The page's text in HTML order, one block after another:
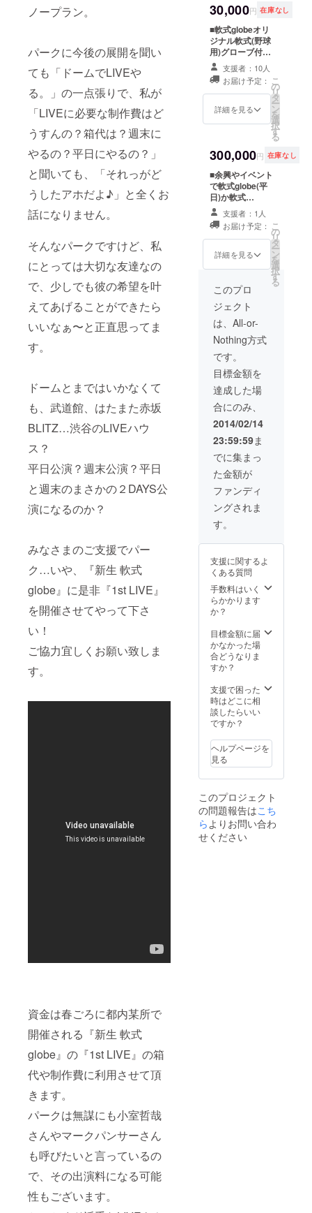
ノープラン。
パークに今後の展開を聞い
ても「ドームでLIVEや
る。」の一点張りで、私が
「LIVEに必要な制作費はど
うすんの？箱代は？週末に
やるの？平日にやるの？」
と聞いても、「それっがど
うしたアホだよ♪」と全くお
話になりません。
そんなパークですけど、私
にとっては大切な友達なの
で、少しでも彼の希望を叶
えてあげることができたら
いいなぁ〜と正直思ってま
す。
ドームとまではいかなくて
も、武道館、はたまた赤坂
BLITZ…渋谷のLIVEハウ
ス？
平日公演？週末公演？平日
と週末のまさかの２DAYS公
演になるのか？
みなさまのご支援でパー
ク…いや、『新生 軟式
globe』に是非『1st LIVE』
を開催させてやって下さ
い！
ご協力宜しくお願い致しま
す。
資金は春ごろに都内某所で
開催される『新生 軟式
globe』の『1st LIVE』の箱
代や制作費に利用させて頂
きます。
パークは無謀にも小室哲哉
さんやマークパンサーさん
も呼びたいと言っているの
で、その出演料になる可能
性もございます。
フォーム付き１
st LIVEチケット
＋楽屋にご招待
いたします。
（２０１４年春
ごろ開催・都内
某所予定） ■
パークが当日着
用する銀パンツ
の結構目立つ場
LIVE限定Tシャ
ツ （サイズ：
XS・S・M・L・
XL） 背中に支援
してくれた方の
お名前をプリン
トいたします。
前がプリントさ
れます。
30,000円 在庫なし
■軟式globeオリ
ジナル軟式(野球
用)グローブ付き
１st LIVEチケッ
ト＋楽屋ご招待
（２０１４年春
ごろ開催・都内
某所予定） ■
前が記載されま
す。 ■１st LIVE
限定Tシャツ
（サイズ：XS・
S・M・L・XL）
背中に支援して
くれた方のお名
前がプリントさ
れます。
支援者：10人
お届け予定：
詳細を見る
こ
の
リ
タ
ー
ン
を
選
択
す
る
300,000円 在庫なし
■余興やイベント
で軟式globe(平
日)か軟式
globe(週末)を呼
べる券を１枚差
し上げます。
※『I’m fall’n
DNA』を披露さ
KOIKE ※ 開催日
が平日(月〜金)
の場合は私が参
上☆ by平日
KOIKE ※2014年
３月から1年間有
効 ※日本国内に
限る。軟式globe
メンバーとス
タッフ１名分の
往復交通費・
（遠方の場合は
宿代）が別途必
要となります。
■軟式globeと軟
式野球チームを
結成し監督兼メ
ンバーとなれま
す。 (対戦相手は
公募。試合の日
時は2014年3
月〜9月頃のいず
れか・メンバー
全員で相談。試
合場所は都内ま
たは都内近郊。
その模様は映画
監督が撮影・編
集しYouTubeの
三代目パークマ
ルで発表。※顔出
しNGの方にはモ
ザイクをかけま
す。) ■軟式
軟式(野球用)グ
ローブ＆ユニ
フォーム付き１
st LIVEチケット
いたします。
（２０１４年春
ごろ開催・都内
某所予定） ■
用する銀パンツ
の１番目立つ場
所にあなたのお
名前を記載いた
します。 ■１st
支援者：1人
お届け予定：
詳細を見る
こ
の
リ
タ
ー
ン
を
選
択
す
る
このプロ
ジェクト
は、All-or-
Nothing方式
です。
目標金額を
達成した場
合にのみ、
2014/02/14
23:59:59ま
でに集まっ
た金額が
ファンディ
ングされま
す。
支援に関するよ
くある質問
手数料はいく
らかかります
か？
目標金額に届
かなかった場
合どうなりま
すか？
支援で困った
時はどこに相
談したらいい
ですか？
ヘルプページを
見る
このプロジェクト
の問題報告はこち
らよりお問い合わ
せください